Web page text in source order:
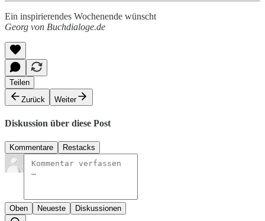
Ein inspirierendes Wochenende wünscht
Georg von Buchdialoge.de
Teilen
Zurück
Weiter
Diskussion über diese Post
Kommentare Restacks
Oben Neueste Diskussionen